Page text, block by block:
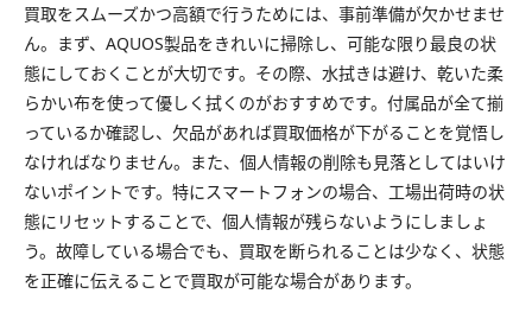
買取をスムーズかつ高額で行うためには、事前準備が欠かせませ
ん。まず、AQUOS製品をきれいに掃除し、可能な限り最良の状
態にしておくことが大切です。その際、水拭きは避け、乾いた柔
らかい布を使って優しく拭くのがおすすめです。付属品が全て揃
っているか確認し、欠品があれば買取価格が下がることを覚悟し
なければなりません。また、個人情報の削除も見落としてはいけ
ないポイントです。特にスマートフォンの場合、工場出荷時の状
態にリセットすることで、個人情報が残らないようにしましょ
う。故障している場合でも、買取を断られることは少なく、状態
を正確に伝えることで買取が可能な場合があります。